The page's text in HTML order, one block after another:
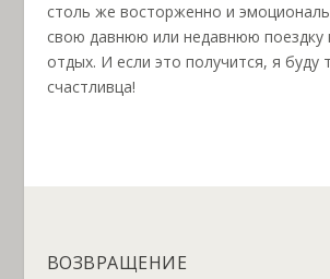
столь же восторженно и
свою давнюю или недавнюю поездку
отдых. И если это получится, я буду
счастливца!
ВОЗВРАЩЕНИЕ